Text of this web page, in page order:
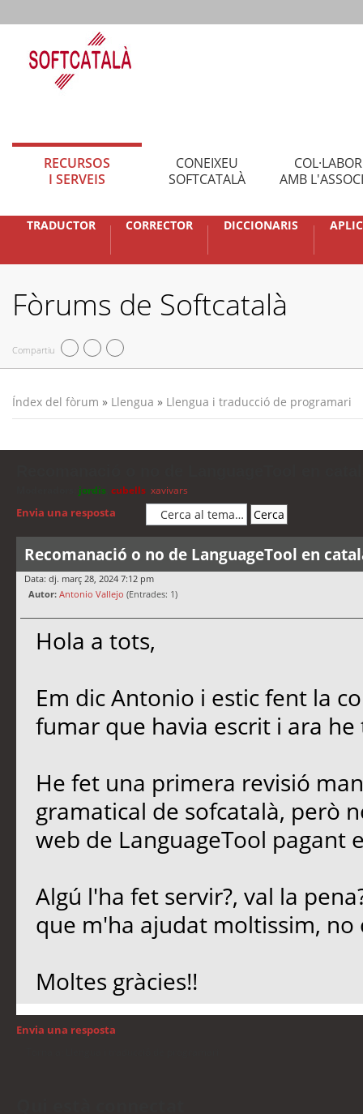
RECURSOS
I SERVEIS
CONEIXEU
SOFTCATALÀ
AMB
TRADUCTOR CORRECTOR DICCIONARIS
Fòrums de Softcatalà
Compartiu
Índex del fòrum » Llengua » Llengua i traducció de programari
jordis cubells xavivars
Envia una resposta
Recomanació o no de LanguageTool en
Data: dj. març 28, 2024 7:12 pm
Autor: Antonio Vallejo (Entrades: 1)
Hola a tots,
Em dic Antonio i estic fent la
fumar que havia escrit i ara
He fet una primera revisió
gramatical de sofcatalà, però
web de LanguageTool pagant
Algú l'ha fet servir?, val la
que m'ha ajudat moltissim, no
Moltes gràcies!!
Envia una resposta